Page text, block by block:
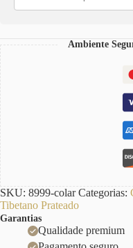
Ambiente
SKU: 8999-colar Categorias:
Tibetano Prateado
Garantias
Qualidade premium